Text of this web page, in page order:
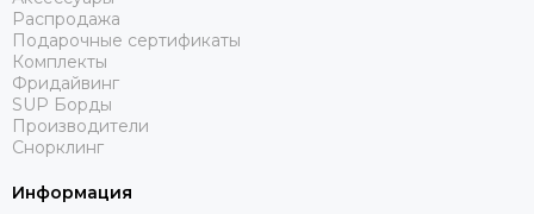
Распродажа
Подарочные сертификаты
Комплекты
Фридайвинг
SUP Борды
Производители
Снорклинг
Информация